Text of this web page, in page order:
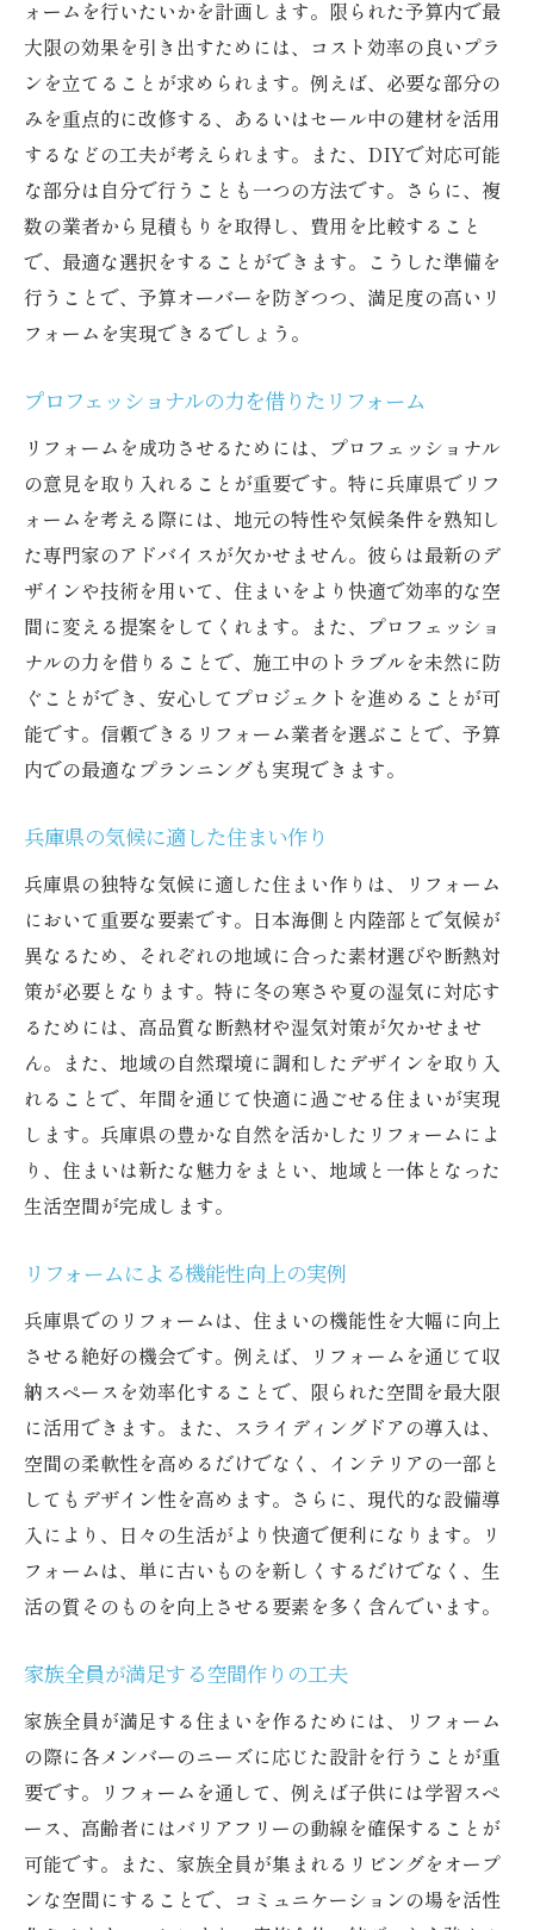
ォームを行いたいかを計画します。限られた予算内で最
大限の効果を引き出すためには、コスト効率の良いプラ
ンを立てることが求められます。例えば、必要な部分の
みを重点的に改修する、あるいはセール中の建材を活用
するなどの工夫が考えられます。また、DIYで対応可能
な部分は自分で行うことも一つの方法です。さらに、複
数の業者から見積もりを取得し、費用を比較すること
で、最適な選択をすることができます。こうした準備を
行うことで、予算オーバーを防ぎつつ、満足度の高いリ
フォームを実現できるでしょう。
プロフェッショナルの力を借りたリフォーム
リフォームを成功させるためには、プロフェッショナル
の意見を取り入れることが重要です。特に兵庫県でリフ
ォームを考える際には、地元の特性や気候条件を熟知し
た専門家のアドバイスが欠かせません。彼らは最新のデ
ザインや技術を用いて、住まいをより快適で効率的な空
間に変える提案をしてくれます。また、プロフェッショ
ナルの力を借りることで、施工中のトラブルを未然に防
ぐことができ、安心してプロジェクトを進めることが可
能です。信頼できるリフォーム業者を選ぶことで、予算
内での最適なプランニングも実現できます。
兵庫県の気候に適した住まい作り
兵庫県の独特な気候に適した住まい作りは、リフォーム
において重要な要素です。日本海側と内陸部とで気候が
異なるため、それぞれの地域に合った素材選びや断熱対
策が必要となります。特に冬の寒さや夏の湿気に対応す
るためには、高品質な断熱材や湿気対策が欠かせませ
ん。また、地域の自然環境に調和したデザインを取り入
れることで、年間を通じて快適に過ごせる住まいが実現
します。兵庫県の豊かな自然を活かしたリフォームによ
り、住まいは新たな魅力をまとい、地域と一体となった
生活空間が完成します。
リフォームによる機能性向上の実例
兵庫県でのリフォームは、住まいの機能性を大幅に向上
させる絶好の機会です。例えば、リフォームを通じて収
納スペースを効率化することで、限られた空間を最大限
に活用できます。また、スライディングドアの導入は、
空間の柔軟性を高めるだけでなく、インテリアの一部と
してもデザイン性を高めます。さらに、現代的な設備導
入により、日々の生活がより快適で便利になります。リ
フォームは、単に古いものを新しくするだけでなく、生
活の質そのものを向上させる要素を多く含んでいます。
家族全員が満足する空間作りの工夫
家族全員が満足する住まいを作るためには、リフォーム
の際に各メンバーのニーズに応じた設計を行うことが重
要です。リフォームを通して、例えば子供には学習スペ
ース、高齢者にはバリアフリーの動線を確保することが
可能です。また、家族全員が集まれるリビングをオープ
ンな空間にすることで、コミュニケーションの場を活性